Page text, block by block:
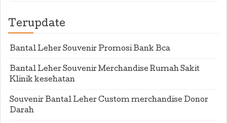
Terupdate
Bantal Leher Souvenir Promosi Bank Bca
Bantal Leher Souvenir Merchandise Rumah Sakit
Klinik kesehatan
Souvenir Bantal Leher Custom merchandise Donor
Darah